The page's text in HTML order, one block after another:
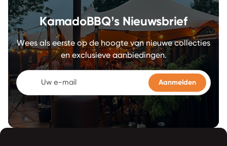
KamadoBBQ’s Nieuwsbrief
Wees als eerste op de hoogte van nieuwe collecties
en exclusieve aanbiedingen.
Uw e-mail